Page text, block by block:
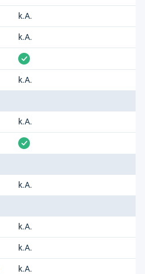
k.A.
k.A.
vorhanden
k.A.
k.A.
vorhanden
k.A.
k.A.
k.A.
k.A.